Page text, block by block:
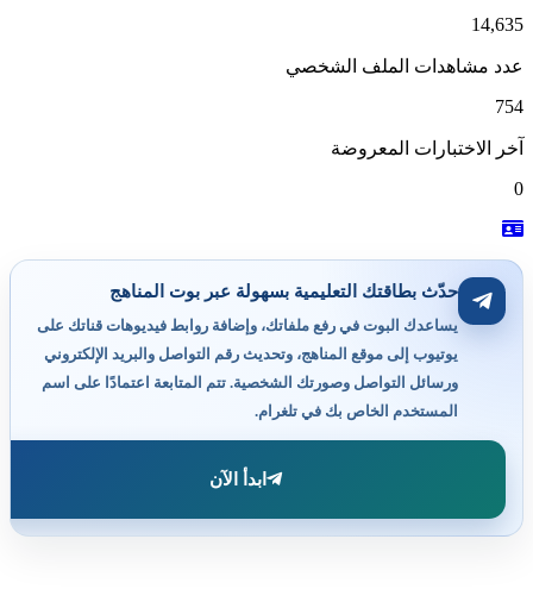
مشاهدات الملف الشخصي
المعروضة
حدّث بطاقتك التعليمية بسهولة عبر بوت المناهج
يساعدك البوت في رفع ملفاتك، وإضافة روابط فيديوهات قناتك على
يوتيوب إلى موقع المناهج، وتحديث رقم التواصل والبريد الإلكتروني
ورسائل التواصل وصورتك الشخصية. تتم المتابعة اعتمادًا على اسم
المستخدم الخاص بك في تلغرام.
ابدأ الآن